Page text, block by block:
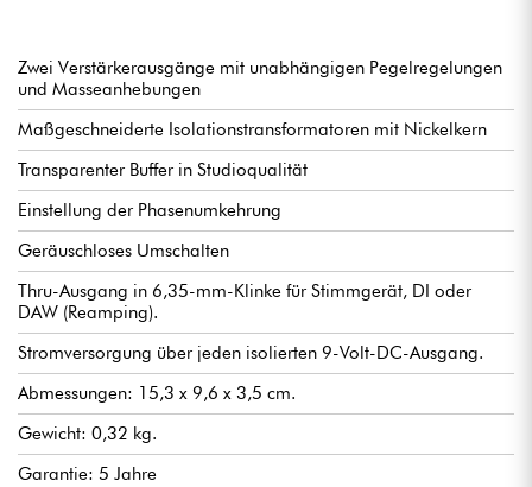
zwischen verschiedenen Verstärkern oder Modellen sofort
ausgleichen.
Drei Modi für die Anpassung an jedes Setup.
Verwenden Sie den ABY-Modus für die klassische A/B/Y-
Umschaltung, den Direct Access-Modus, um jeden Ausgang
unabhängig zu steuern (einen, beide oder keinen), oder den
Exclusive-Modus, bei dem die Auswahl eines Ausgangs den
anderen automatisch deaktiviert.
Zwei Verstärkerausgänge mit unabhängigen Pegelregelungen
und Masseanhebungen
Maßgeschneiderte Isolationstransformatoren mit Nickelkern
Transparenter Buffer in Studioqualität
Einstellung der Phasenumkehrung
Geräuschloses Umschalten
Thru-Ausgang in 6,35-mm-Klinke für Stimmgerät, DI oder
DAW (Reamping).
Stromversorgung über jeden isolierten 9-Volt-DC-Ausgang.
Abmessungen: 15,3 x 9,6 x 3,5 cm.
Gewicht: 0,32 kg.
Garantie: 5 Jahre